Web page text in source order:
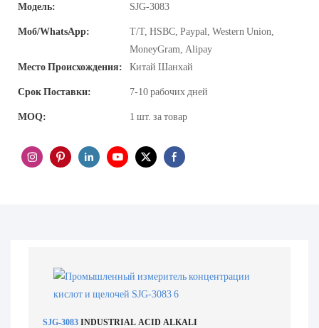
Модель: SJG-3083
Моб/WhatsApp:
Т/Т, HSBC, Paypal, Western Union,
MoneyGram, Alipay
Место Происхождения:
Китай Шанхай
Срок Поставки: 7-10 рабочих дней
MOQ: 1 шт. за товар
SJG-3083INDUSTRIAL ACID ALKALI